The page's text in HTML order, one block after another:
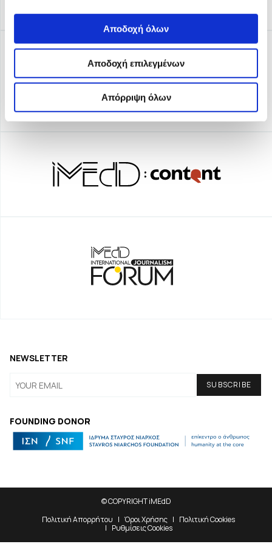
Αποδοχή όλων
Αποδοχή επιλεγμένων
Απόρριψη όλων
FOUNDING DONOR
NEWSLETTER
© COPYRIGHT iMEdD
Πολιτική Απορρήτου
Όροι Χρήσης
Πολιτική Cookies
Ρυθμίσεις Cookies